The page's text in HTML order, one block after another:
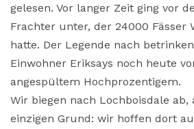
gelesen. Vor langer Zeit ging vor
Frachter unter, der 24000 Fässer
hatte. Der Legende nach
Einwohner Eriksays noch heute
angespültem Hochprozentigem.
Wir biegen nach Lochboisdale
einzigen Grund: wir hoffen dort